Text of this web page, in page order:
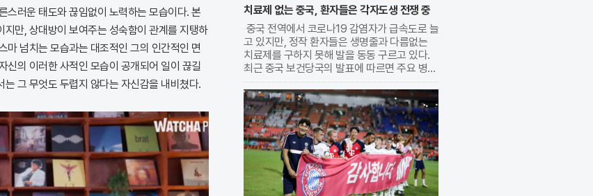
스러운 태도와 끊임없이 노력하는 모습이다. 본
만, 상대방이 보여주는 성숙함이 관계를 지탱하
마 넘치는 모습과는 대조적인 그의 인간적인 면
신의 이러한 사적인 모습이 공개되어 일이 끊길
그 무엇도 두렵지 않다는 자신감을 내비쳤다.
치료제 없는 중국, 환자들은 각자도생 전쟁 중
중국 전역에서 코로나19 감염자가 급속도로 늘
고 있지만, 정작 환자들은 생명줄과 다름없는
치료제를 구하지 못해 발을 동동 구르고 있다.
최근 중국 보건당국의 발표에 따르면 주요 병원
을 찾은 유증상자 5명 중 1명이 확진 판정을 받
을 정도로 바이러스 확산세가 매섭다. 문제는
감염 초기 복용이 필수적인 경구용 치료